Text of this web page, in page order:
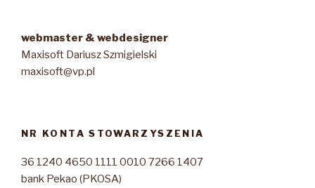
webmaster & webdesigner
Maxisoft Dariusz Szmigielski
maxisoft@vp.pl
NR KONTA STOWARZYSZENIA
36 1240 4650 1111 0010 7266 1407
bank Pekao (PKOSA)